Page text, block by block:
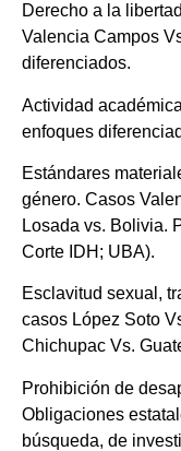
Derecho a la
Valencia Campos
diferenciados.
Actividad
enfoques
Estándares
género. Casos
Losada vs. Bolivia.
Corte IDH; UBA).
Esclavitud sexual,
casos López Soto
Chichupac Vs.
Prohibición de
Obligaciones
búsqueda, de